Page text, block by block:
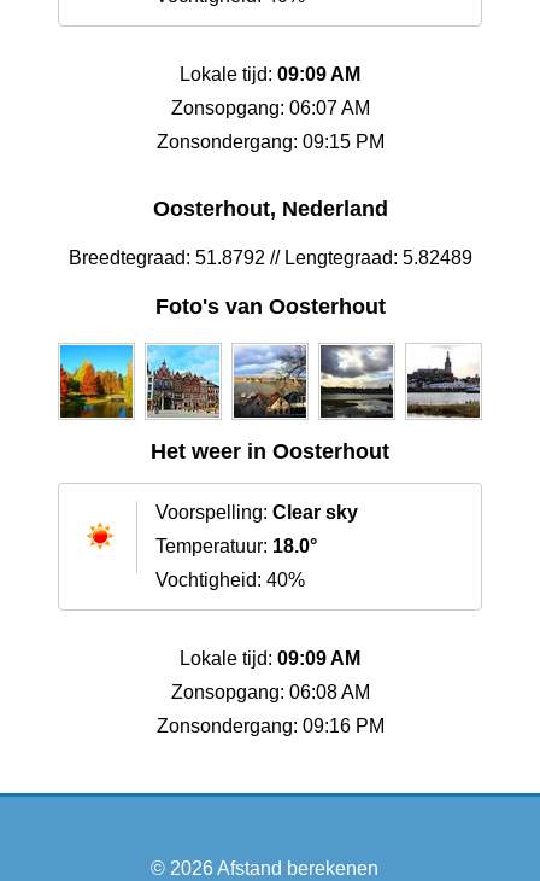
Lokale tijd: 09:09 AM
Zonsopgang: 06:07 AM
Zonsondergang: 09:15 PM
Oosterhout, Nederland
Breedtegraad: 51.8792 // Lengtegraad: 5.82489
Foto's van Oosterhout
Het weer in Oosterhout
Voorspelling: Clear sky
Temperatuur: 18.0°
Vochtigheid: 40%
Lokale tijd: 09:09 AM
Zonsopgang: 06:08 AM
Zonsondergang: 09:16 PM
© 2026Afstand berekenen